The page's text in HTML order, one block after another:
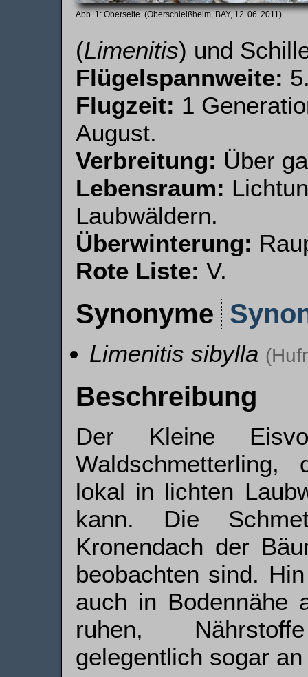
Oberseite. (Oberschleißheim, BAY, 12. 06. 2011)
(Limenitis) und
Flügelspannweite:
Flugzeit: 1
August.
Verbreitung: Über
Lebensraum:
Laubwäldern.
Überwinterung:
Rote Liste: V.
Synonyme
Limenitis sibylla
Beschreibung
Der Kleine
lokal in lichten
kann. Die
Kronendach der
beobachten sind.
auch in Bodennähe
ruhen,
gelegentlich sogar